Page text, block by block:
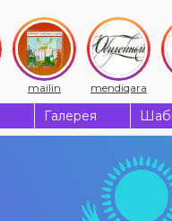
mailin mendiqara
Галерея